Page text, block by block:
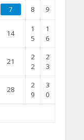
7 8 9
14
1
5
1
6
21
2
2
2
3
28
2
9
3
0